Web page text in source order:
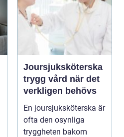
Joursjuksköterska
trygg vård när det
verkligen behövs
En joursjuksköterska är
ofta den osynliga
tryggheten bakom